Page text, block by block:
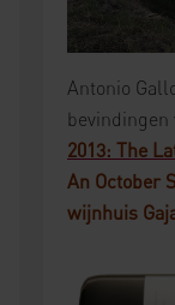
Antonio
bevindingen
2013: The
An October
wijnhuis